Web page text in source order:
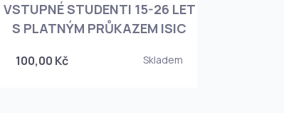
VSTUPNÉ STUDENTI 15-26 LET
S PLATNÝM PRŮKAZEM ISIC
100,00 Kč Skladem